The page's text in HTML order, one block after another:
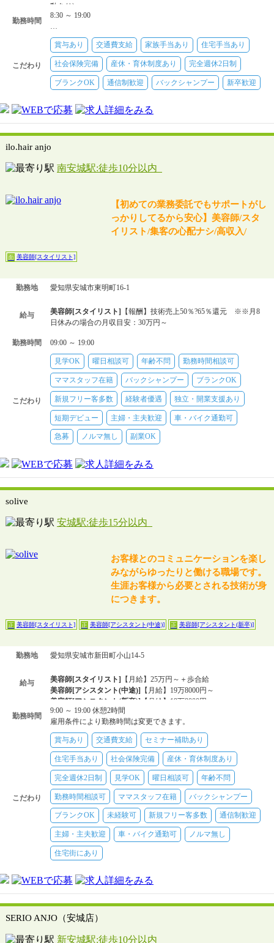
動あり)
勤務時間
8:30 ～ 19:00
…
こだわり
賞与あり 交通費支給 家族手当あり 住宅手当あり
社会保険完備 産休・育休制度あり 完全週休2日制
ブランクOK 通信制歓迎 バックシャンプー 新卒歓迎
ilo.hair anjo
南安城駅:徒歩10分以内
【初めての業務委託でもサポートがし
っかりしてるから安心】美容師/スタ
イリスト/集客の心配ナシ/高収入/
面 美容師[スタイリスト]
勤務地 愛知県安城市東明町16-1
給与 美容師[スタイリスト] 【報酬】技術売上50％?65％還元 ※※月8
日休みの場合の月収目安：30万円～
勤務時間 09:00 ～ 19:00
こだわり
見学OK 曜日相談可 年齢不問 勤務時間相談可
ママスタッフ在籍 バックシャンプー ブランクOK
新規フリー客多数 経験者優遇 独立・開業支援あり
短期デビュー 主婦・主夫歓迎 車・バイク通勤可
急募 ノルマ無し 副業OK
solive
安城駅:徒歩15分以内
お客様とのコミュニケーションを楽し
みながらゆったりと働ける職場です。
生涯お客様から必要とされる技術が身
につきます。
正 美容師[スタイリスト] 正 美容師[アシスタント(中途)] 正 美容師[アシスタント(新卒)]
勤務地 愛知県安城市新田町小山14-5
給与 美容師[スタイリスト] 【月給】25万円～＋歩合給
美容師[アシスタント(中途)] 【月給】19万8000円～
美容師[アシスタント(新卒)] 【月給】19万8000円～
勤務時間
9:00 ～ 19:00 休憩2時間
雇用条件により勤務時間は変更できます。
こだわり
賞与あり 交通費支給 セミナー補助あり
住宅手当あり 社会保険完備 産休・育休制度あり
完全週休2日制 見学OK 曜日相談可 年齢不問
勤務時間相談可 ママスタッフ在籍 バックシャンプー
ブランクOK 未経験可 新規フリー客多数 通信制歓迎
主婦・主夫歓迎 車・バイク通勤可 ノルマ無し
住宅街にあり
SERIO ANJO（安城店）
新安城駅:徒歩10分以内